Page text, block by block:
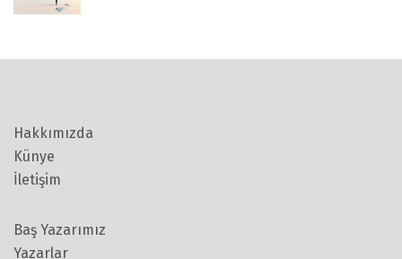
Hakkımızda
Künye
İletişim
Baş Yazarımız
Yazarlar